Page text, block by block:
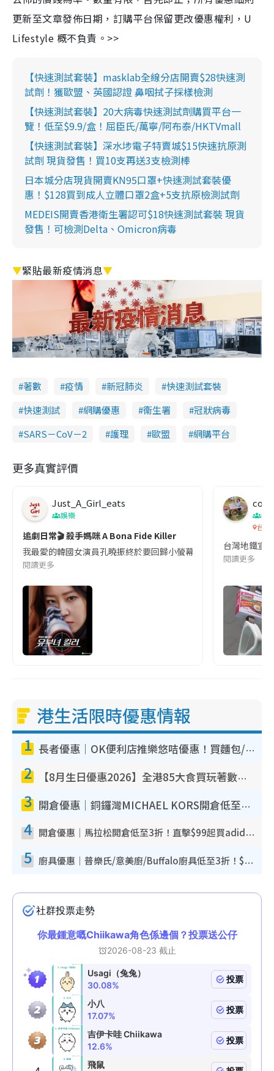
更新至文章發佈日期，訂購平台保留更改優惠權利，U
Lifestyle 概不負責。>>
【快速測試套裝】masklab全線分店開賣$28快速測
試劑！獲歐盟、英國認證 鼻咽拭子採樣檢測
【快速測試套裝】20大病毒快速測試劑購買平台一
覽！低至$9.9/盒！屈臣氏/萬寧/阿布泰/HKTVmall
【快速測試套裝】深水埗電子特賣城$15快速抗原測
試劑 現貨發售！買10支再送3支檢測棒
日本城分店現貨開賣KN95口罩+快速測試套裝優
惠！$128買到成人立體口罩2盒+5支抗原檢測試劑
MEDEIS開賣香港衛生署認可$18快速測試套裝 現貨
發售！可檢測Delta、Omicron病毒
▼緊貼最新疫情消息▼
著數 疫情 新冠肺炎
快速測試套裝
快速測試
網購優惠 衞生署
冠狀病毒
SARS－CoV－2
護理 歐盟 網購平台
更多真實評價
Just_A_Girl_eats
娛樂
追劇日常🎬 殺手媽咪 A Bona Fide Killer
我最愛的韓國女演員孔曉振終於要回歸小螢幕啦!這次的劇本改編
閱讀更多
co
吹
台灣
台灣地鐵宣
閱讀更多
港生活限時優惠情報
1 長者優惠｜OK便利店推樂悠咭優惠！買麵包/牛奶/保健品拍卡即減
2 【8月生日優惠2026】全港85大食買玩著數攻略 自助餐/火鍋放題同行免費＋誠品/DONKI送現金券
3 開倉優惠｜銅鑼灣MICHAEL KORS開倉低至17折！直擊$500起買手袋/銀包/鞋款 必買經典Jet Set系列
4 開倉優惠｜馬拉松開倉低至3折！直擊$99起買adidas／New Balance／Puma鞋款 STANLEY保溫杯劈價至$119起
5 廚具優惠｜普樂氏/意美廚/Buffalo廚具低至3折！$89起買煎鍋／炒鑊／個人鍋 同場小家電激減至$99起